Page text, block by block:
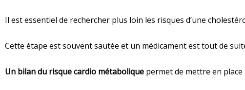
Il est essentiel de rechercher plus loin les risques d’une
Cette étape est souvent sautée et un médicament est tout de
Un bilan du risque cardio métabolique permet de mettre en